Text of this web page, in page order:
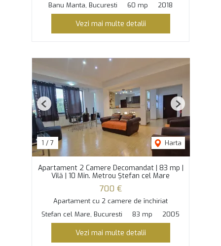
Banu Manta, Bucuresti
60 mp 2018
Vezi mai multe detalii
1 / 7 Harta
Previous Next
Apartament 2 Camere Decomandat | 83 mp |
Vilă | 10 Min. Metrou Ștefan cel Mare
700 €
Apartament cu 2 camere de închiriat
Stefan cel Mare, Bucuresti
83 mp 2005
Vezi mai multe detalii